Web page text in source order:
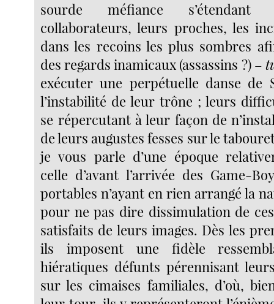
sourde méfiance s’étendant
collaborateurs, leurs proches, les
dans les recoins les plus sombres
des regards inamicaux (assassins ?) –
exécuter une perpétuelle danse de
l’instabilité de leur trône ; leurs
se répercutant à leur façon de
de leurs augustes fesses sur le
je vous parle d’une époque
celle d’avant l’arrivée des Game-
portables n’ayant en rien arrangé la
pour ne pas dire dissimulation de
satisfaits de leurs images. Dès les
ils imposent une fidèle
hiératiques défunts pérennisant
sur les cimaises familiales, d’où,